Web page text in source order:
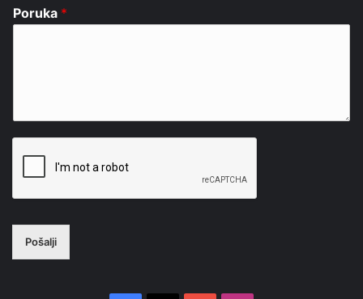
Poruka *
Pošalji